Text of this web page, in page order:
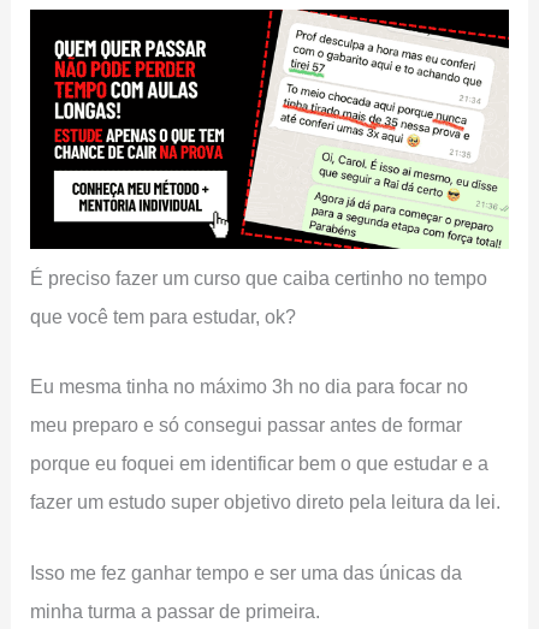
É preciso fazer um curso que caiba certinho no tempo
que você tem para estudar, ok?
Eu mesma tinha no máximo 3h no dia para focar no
meu preparo e só consegui passar antes de formar
porque eu foquei em identificar bem o que estudar e a
fazer um estudo super objetivo direto pela leitura da lei.
Isso me fez ganhar tempo e ser uma das únicas da
minha turma a passar de primeira.